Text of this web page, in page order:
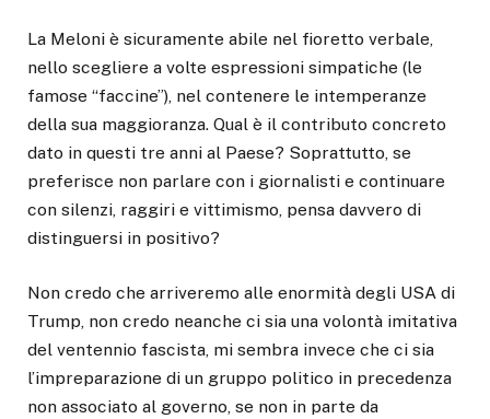
La Meloni è sicuramente abile nel fioretto verbale,
nello scegliere a volte espressioni simpatiche (le
famose “faccine”), nel contenere le intemperanze
della sua maggioranza. Qual è il contributo concreto
dato in questi tre anni al Paese? Soprattutto, se
preferisce non parlare con i giornalisti e continuare
con silenzi, raggiri e vittimismo, pensa davvero di
distinguersi in positivo?
Non credo che arriveremo alle enormità degli USA di
Trump, non credo neanche ci sia una volontà imitativa
del ventennio fascista, mi sembra invece che ci sia
l’impreparazione di un gruppo politico in precedenza
non associato al governo, se non in parte da